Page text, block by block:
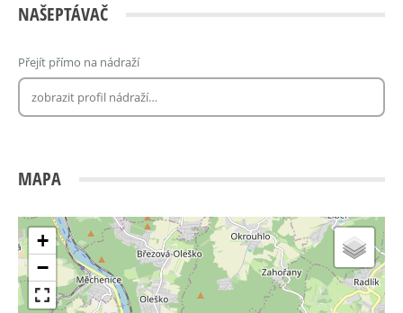
NAŠEPTÁVAČ
Přejít přímo na nádraží
MAPA
+
−